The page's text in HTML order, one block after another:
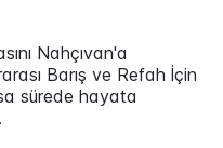
Nahçıvan'a
Barış ve Refah İçin
sürede hayata